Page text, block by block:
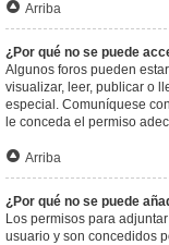
Arriba
¿Por qué no se puede
Algunos foros pueden
visualizar, leer, publicar o
especial. Comuníquese
le conceda el permiso
Arriba
¿Por qué no se puede
Los permisos para
usuario y son concedidos